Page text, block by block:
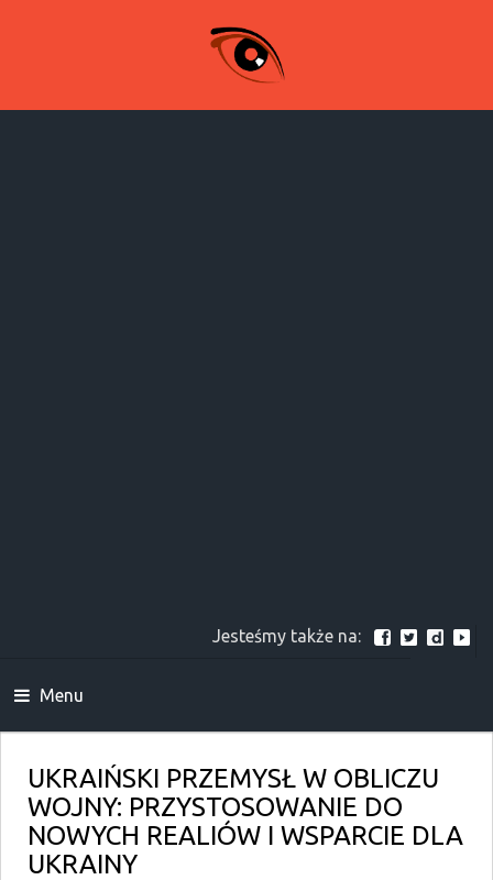
Jesteśmy także na:
Menu
UKRAIŃSKI PRZEMYSŁ W OBLICZU
WOJNY: PRZYSTOSOWANIE DO
NOWYCH REALIÓW I WSPARCIE DLA
UKRAINY